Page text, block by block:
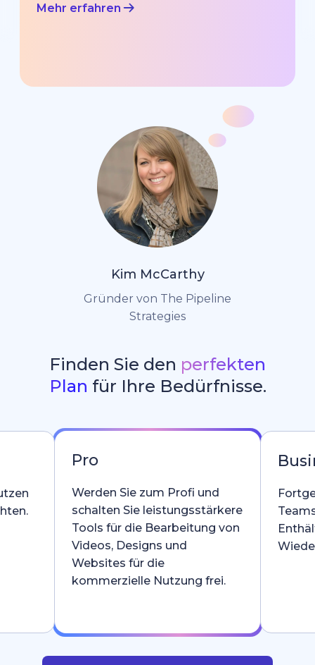
Mehr erfahren
Kim McCarthy
Gründer von The Pipeline
Strategies
Finden Sie den perfekten
Plan für Ihre Bedürfnisse.
Pro
Werden Sie zum Profi und
schalten Sie leistungsstärkere
Tools für die Bearbeitung von
Videos, Designs und
Websites für die
kommerzielle Nutzung frei.